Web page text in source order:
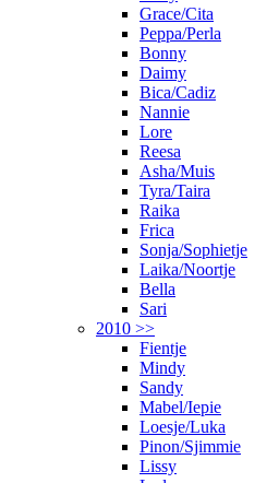
Grace/Cita
Peppa/Perla
Bonny
Daimy
Bica/Cadiz
Nannie
Lore
Reesa
Asha/Muis
Tyra/Taira
Raika
Frica
Sonja/Sophietje
Laika/Noortje
Bella
Sari
2010 >>
Fientje
Mindy
Sandy
Mabel/Iepie
Loesje/Luka
Pinon/Sjimmie
Lissy